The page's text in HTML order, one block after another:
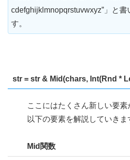
cdefghijklmnopqrstuvwxyz”」と
す。
str = str & Mid(chars, Int(Rnd *
ここにはたくさん新しい要素
以下の要素を解説していきま
Mid関数